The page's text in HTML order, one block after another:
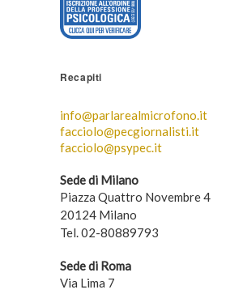
Recapiti
info@parlarealmicrofono.it
facciolo@pecgiornalisti.it
facciolo@psypec.it
Sede di Milano
Piazza Quattro Novembre 4
20124 Milano
Tel. 02-80889793
Sede di Roma
Via Lima 7